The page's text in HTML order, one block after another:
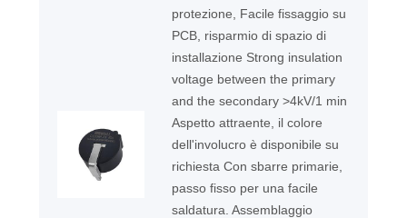
protezione, Facile fissaggio su
PCB, risparmio di spazio di
installazione Strong insulation
voltage between the primary
and the secondary >4kV/1 min
Aspetto attraente, il colore
dell'involucro è disponibile su
richiesta Con sbarre primarie,
passo fisso per una facile
saldatura. Assemblaggio